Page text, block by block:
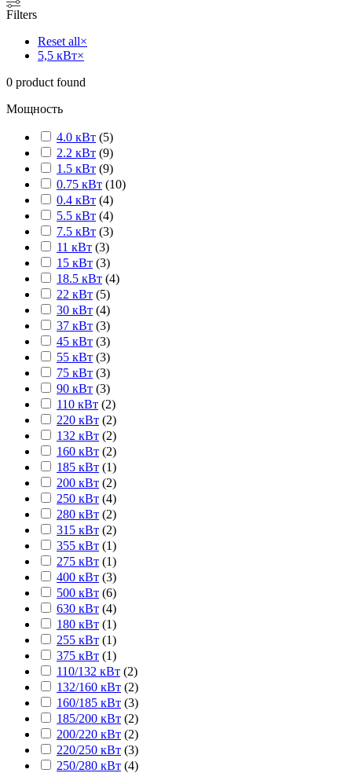
Filters
Reset all×
5,5 кВт×
0 product found
Мощность
4.0 кВт (5)
2.2 кВт (9)
1.5 кВт (9)
0.75 кВт (10)
0.4 кВт (4)
5.5 кВт (4)
7.5 кВт (3)
11 кВт (3)
15 кВт (3)
18.5 кВт (4)
22 кВт (5)
30 кВт (4)
37 кВт (3)
45 кВт (3)
55 кВт (3)
75 кВт (3)
90 кВт (3)
110 кВт (2)
220 кВт (2)
132 кВт (2)
160 кВт (2)
185 кВт (1)
200 кВт (2)
250 кВт (4)
280 кВт (2)
315 кВт (2)
355 кВт (1)
275 кВт (1)
400 кВт (3)
500 кВт (6)
630 кВт (4)
180 кВт (1)
255 кВт (1)
375 кВт (1)
110/132 кВт (2)
132/160 кВт (2)
160/185 кВт (3)
185/200 кВт (2)
200/220 кВт (2)
220/250 кВт (3)
250/280 кВт (4)